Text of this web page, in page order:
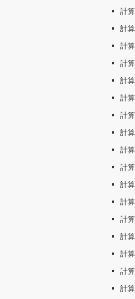
計
計
計
計
計
計
計
計
計
計
計
計
計
計
計
計
計